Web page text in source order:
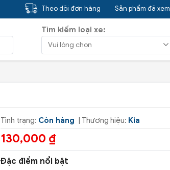
Sản phẩm đã xem
Theo dõi đơn hàng
Tìm kiếm loại xe:
Tình trạng: Còn hàng | Thương hiệu: Kia
130,000 ₫
Đặc điểm nổi bật